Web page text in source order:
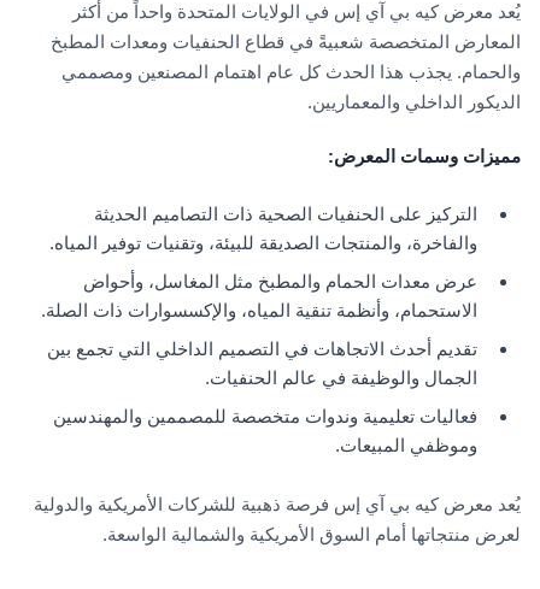
يُعد معرض كيه بي آي إس في الولايات المتحدة واحداً من أكثر
المعارض المتخصصة شعبيةً في قطاع الحنفيات ومعدات المطبخ
والحمام. يجذب هذا الحدث كل عام اهتمام المصنعين ومصممي
الديكور الداخلي والمعماريين.
مميزات وسمات المعرض:
التركيز على الحنفيات الصحية ذات التصاميم الحديثة
والفاخرة، والمنتجات الصديقة للبيئة، وتقنيات توفير المياه.
عرض معدات الحمام والمطبخ مثل المغاسل، وأحواض
الاستحمام، وأنظمة تنقية المياه، والإكسسوارات ذات الصلة.
تقديم أحدث الاتجاهات في التصميم الداخلي التي تجمع بين
الجمال والوظيفة في عالم الحنفيات.
فعاليات تعليمية وندوات متخصصة للمصممين والمهندسين
وموظفي المبيعات.
يُعد معرض كيه بي آي إس فرصة ذهبية للشركات الأمريكية والدولية
لعرض منتجاتها أمام السوق الأمريكية والشمالية الواسعة.